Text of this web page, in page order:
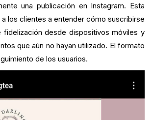
una publicación en Instagram. Esta
los clientes a entender cómo suscribirse
fidelización desde dispositivos móviles y
que aún no hayan utilizado. El formato
de los usuarios.